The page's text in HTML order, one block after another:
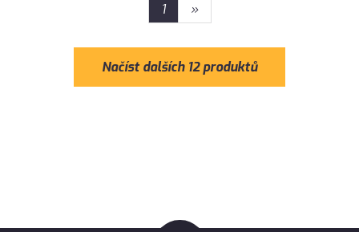
1 »
Načíst dalších 12 produktů